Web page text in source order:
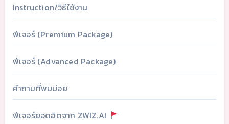
Instruction/วิธีใช้งาน
ฟีเจอร์ (Premium Package)
ฟีเจอร์ (Advanced Package)
คำถามที่พบบ่อย
ฟีเจอร์ยอดฮิตจาก ZWIZ.AI